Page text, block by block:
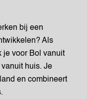
bij een
Als
je voor Bol vanuit
huis. Je
en combineert